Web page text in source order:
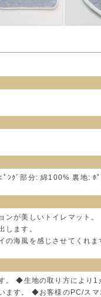
ﾝｸﾞ部分: 綿100% 裏地: ﾎ
が美しいトイレマット。
します。
海風を感じさせてくれま
。 ◆生地の取り方により
ます。 ◆お客様のPC/ス